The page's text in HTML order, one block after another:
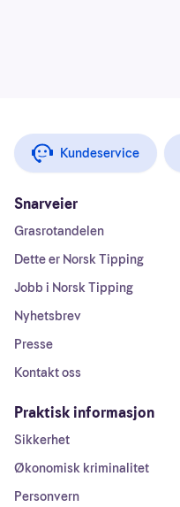
Kundeservice
Snarveier
Grasrotandelen
Dette er Norsk Tipping
Jobb i Norsk Tipping
Nyhetsbrev
Presse
Kontakt oss
Praktisk informasjon
Sikkerhet
Økonomisk kriminalitet
Personvern